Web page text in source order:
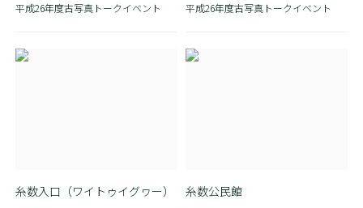
平成26年度古写真トークイベント
平成26年度古写真トークイベント
糸数入口（ワイトゥイグヮー） 糸数公民館